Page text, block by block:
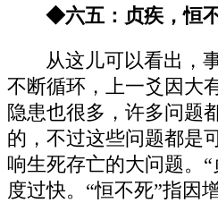
◆六五：贞疾，恒不
从这儿可以看出，
不断循环，上一爻因大
隐患也很多，许多问题
的，不过这些问题都是
响生死存亡的大问题。
度过快。“恒不死”指因